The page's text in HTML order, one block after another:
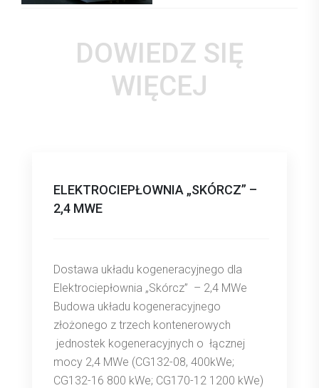
DOWIEDZ SIĘ
WIĘCEJ
ELEKTROCIEPŁOWNIA „SKÓRCZ” –
2,4 MWE
Dostawa układu kogeneracyjnego dla
Elektrociepłownia „Skórcz” – 2,4 MWe
Budowa układu kogeneracyjnego
złożonego z trzech kontenerowych
jednostek kogeneracyjnych o łącznej
mocy 2,4 MWe (CG132-08, 400kWe;
CG132-16 800 kWe; CG170-12 1200 kWe)